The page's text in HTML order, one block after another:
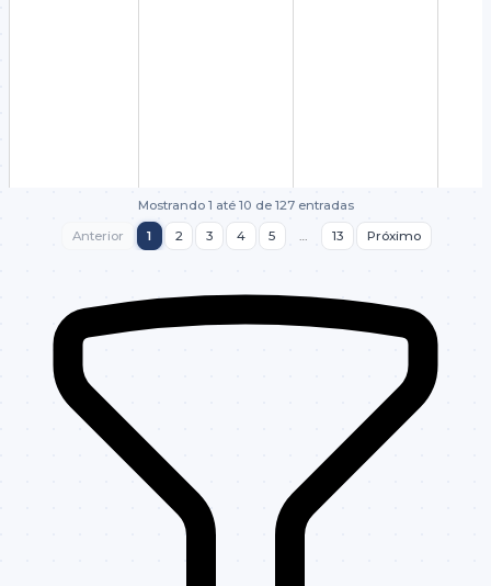
Inexigibilidade 12/2025
Mostrando 1 até 10 de 127 entradas
Anterior 1 2 3 4 5 … 13 Próximo